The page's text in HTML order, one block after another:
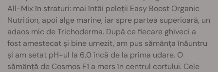
All-Mix în straturi: mai întâi peleții Easy Boost Organic
Nutrition, apoi alge marine, iar spre partea superioară, un
adaos mic de Trichoderma. După ce fiecare ghiveci a
fost amestecat și bine umezit, am pus sămânța înăuntru
și am setat pH-ul la 6,0 încă de la prima udare. O
sămânță de Cosmos F1 a mers în centrul cortului. Cele